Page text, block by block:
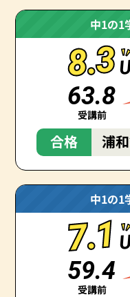
中1の1
8.3
8.3
63.8
受講前
合格 浦
中1の1
7.1
7.1
59.4
受講前